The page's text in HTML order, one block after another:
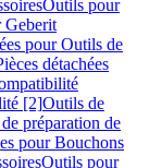
Outils pour
Geberit
pour Outils de
détachées
[2]Outils de
préparation de
pour Bouchons
Outils pour